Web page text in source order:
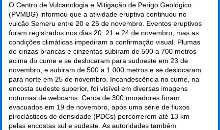
O Centro de Vulcanologia e Mitigação de Perigo Geológico
(PVMBG) informou que a atividade eruptiva continuou no
vulcão Semeru entre 20 e 25 de novembro. Eventos eruptivos
foram registrados nos dias 20, 21 e 24 de novembro, mas as
condições climáticas impediram a confirmação visual. Plumas
de cinzas brancas e cinzentas subiram de 500 a 700 metros
acima do cume e se deslocaram para sudoeste em 23 de
novembro, e subiram de 500 a 1.000 metros e se deslocaram
para norte em 25 de novembro. Incandescência no cume, na
encosta sudeste superior, foi visível em diversas imagens
noturnas de webcams. Cerca de 300 moradores foram
evacuados em 19 de novembro, após uma série de fluxos
piroclásticos de densidade (PDCs) percorrerem até 13 km
pelas encostas sul e sudeste. As autoridades também